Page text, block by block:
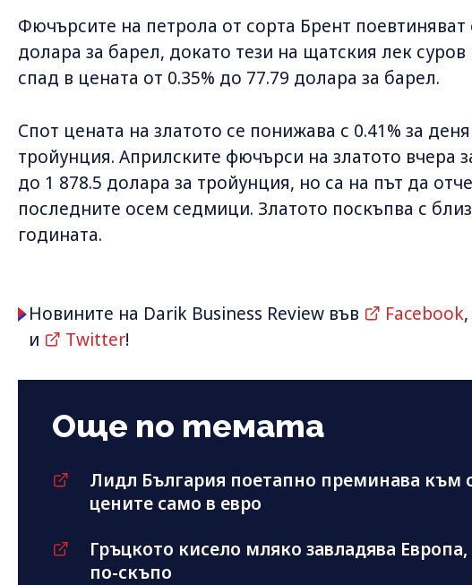
Фючърсите на петрола от сорта Брент поевтиняват
долара за барел, докато тези на щатския лек
спад в цената от 0.35% до 77.79 долара за барел.
Спот цената на златото се понижава с 0.41% за
тройунция. Априлските фючърси на златото вчера
до 1 878.5 долара за тройунция, но са на път да
последните осем седмици. Златото поскъпва с
годината.
Новините на Darik Business Review във Facebook,
и
Twitter!
Още по темата
Лидл България поетапно преминава към
цените само в евро
Гръцкото кисело мляко завладява
по-скъпо